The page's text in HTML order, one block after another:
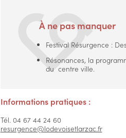
À ne pas manquer
Festival Résurgence :
Résonances, la
du centre ville.
Informations pratiques :
Tél. 04 67 44 24 60
resurgence@lodevoisetlarzac.fr